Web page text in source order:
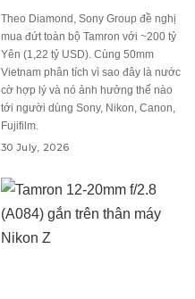
Theo Diamond, Sony Group đề nghị
mua đứt toàn bộ Tamron với ~200 tỷ
Yên (1,22 tỷ USD). Cùng 50mm
Vietnam phân tích vì sao đây là nước
cờ hợp lý và nó ảnh hưởng thế nào
tới người dùng Sony, Nikon, Canon,
Fujifilm.
30 July, 2026